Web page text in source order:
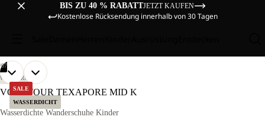
BIS ZU 40 % RABATTJETZT KAUFEN
Kostenlose Rücksendung innerhalb von 30 Tagen
SALE
WASSERDICHT
07
BILD
IM
VOLLBILD
ÖFFNEN
BILD
IM
VOLLBILD
ÖFFNEN
BILD
IM
VOLLBILD
ÖFFNEN
BILD
IM
VOLLBILD
ÖFFNEN
BILD
IM
VOLLBILD
ÖFFNEN
BILD
IM
VOLLBILD
ÖFFNEN
BILD
IM
VOLLBILD
ÖFFNEN
WANDERN
VOJO TOUR TEXAPORE MID K
Wasserdichte Wanderschuhe Kinder